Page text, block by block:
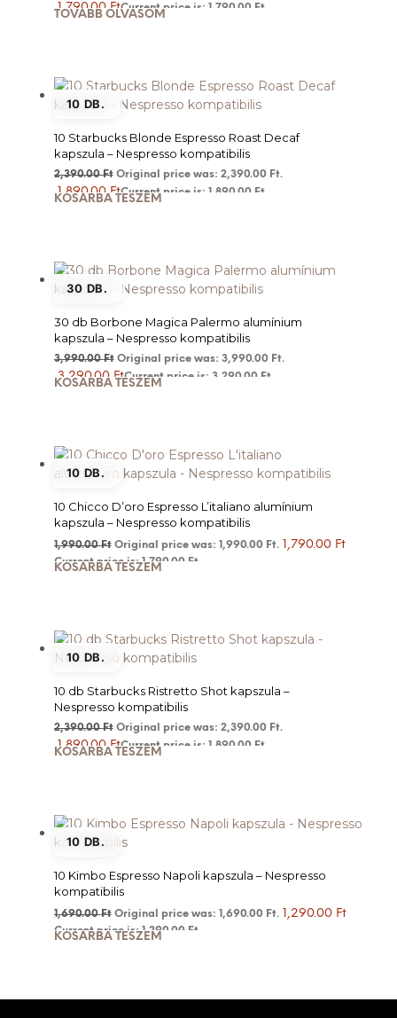
1,790.00FtCurrent price is: 1,790.00 Ft.
TOVÁBB OLVASOM
10 DB.
10 Starbucks Blonde Espresso Roast Decaf
kapszula – Nespresso kompatibilis
2,390.00Ft Original price was: 2,390.00 Ft.
1,890.00FtCurrent price is: 1,890.00 Ft.
KOSÁRBA TESZEM
30 DB.
30 db Borbone Magica Palermo alumínium
kapszula – Nespresso kompatibilis
3,990.00Ft Original price was: 3,990.00 Ft.
3,290.00 FtCurrent price is: 3,290.00 Ft.
KOSÁRBA TESZEM
10 DB.
10 Chicco D’oro Espresso L’italiano alumínium
kapszula – Nespresso kompatibilis
1,990.00Ft Original price was: 1,990.00 Ft. 1,790.00 Ft
Current price is: 1,790.00 Ft.
KOSÁRBA TESZEM
10 DB.
10 db Starbucks Ristretto Shot kapszula –
Nespresso kompatibilis
2,390.00Ft Original price was: 2,390.00 Ft.
1,890.00FtCurrent price is: 1,890.00 Ft.
KOSÁRBA TESZEM
10 DB.
10 Kimbo Espresso Napoli kapszula – Nespresso
kompatibilis
1,690.00Ft Original price was: 1,690.00 Ft. 1,290.00 Ft
Current price is: 1,290.00 Ft.
KOSÁRBA TESZEM